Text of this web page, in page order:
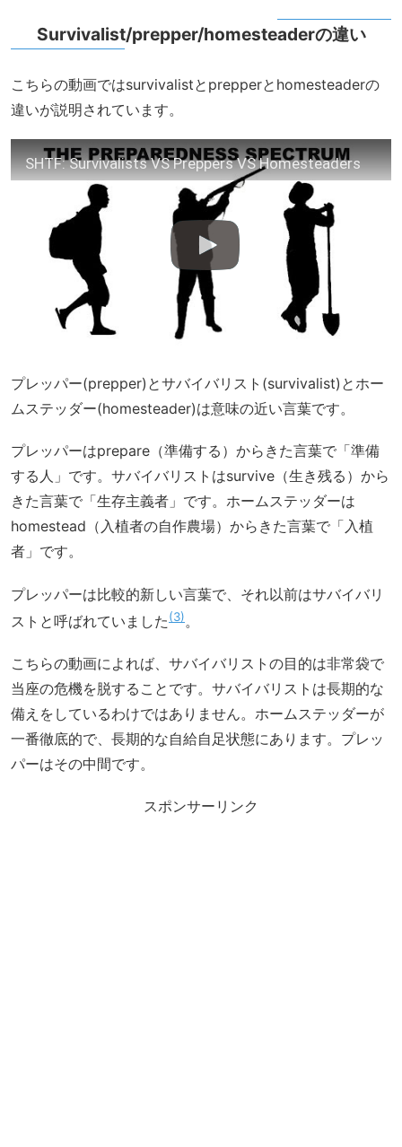
Survivalist/prepper/homesteaderの違い
こちらの動画ではsurvivalistとprepperとhomesteaderの
違いが説明されています。
SHTF: Survivalists VS Preppers VS Homesteaders
プレッパー(prepper)とサバイバリスト(survivalist)とホー
ムステッダー(homesteader)は意味の近い言葉です。
プレッパーはprepare（準備する）からきた言葉で「準備
する人」です。サバイバリストはsurvive（生き残る）から
きた言葉で「生存主義者」です。ホームステッダーは
homestead（入植者の自作農場）からきた言葉で「入植
者」です。
プレッパーは比較的新しい言葉で、それ以前はサバイバリ
ストと呼ばれていました 3 。
こちらの動画によれば、サバイバリストの目的は非常袋で
当座の危機を脱することです。サバイバリストは長期的な
備えをしているわけではありません。ホームステッダーが
一番徹底的で、長期的な自給自足状態にあります。プレッ
パーはその中間です。
スポンサーリンク